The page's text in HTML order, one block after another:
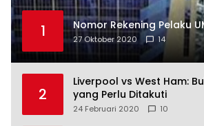
1 Nomor Rekening Pelaku
27 Oktober 2020 14
2
Liverpool vs West Ham:
yang Perlu Ditakuti
24 Februari 2020 10